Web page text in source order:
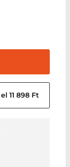
el 11 898 Ft